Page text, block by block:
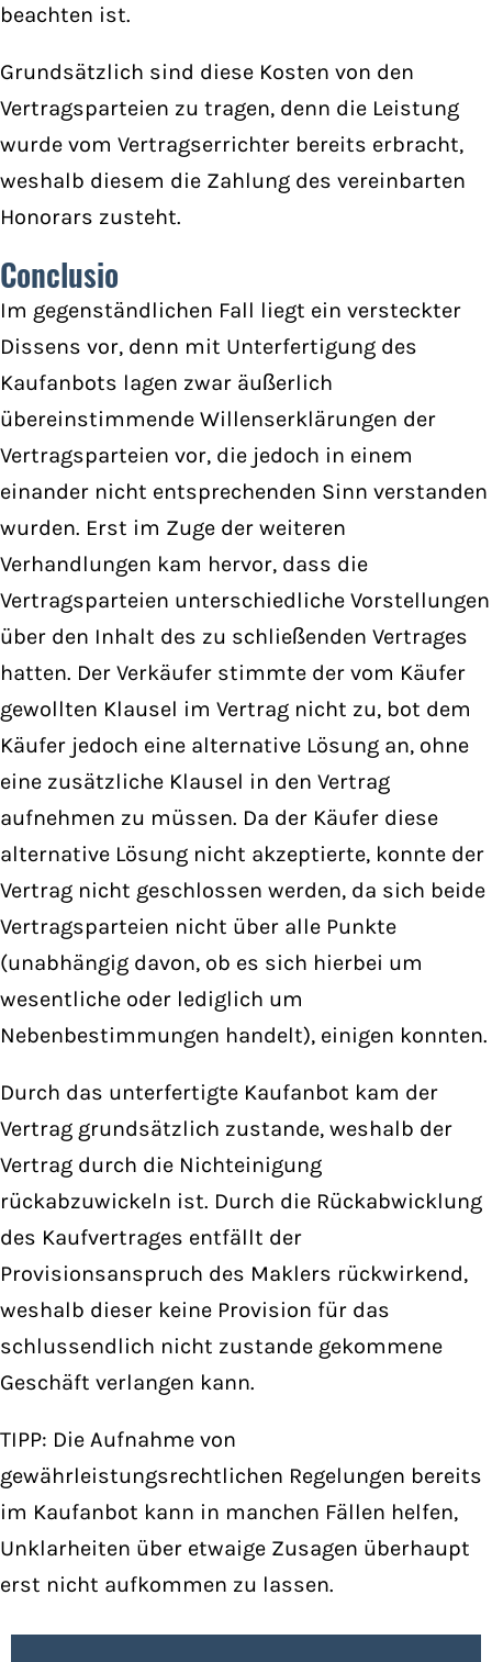
beachten ist.
Grundsätzlich sind diese Kosten von den
Vertragsparteien zu tragen, denn die Leistung
wurde vom Vertragserrichter bereits erbracht,
weshalb diesem die Zahlung des vereinbarten
Honorars zusteht.
Conclusio
Im gegenständlichen Fall liegt ein versteckter
Dissens vor, denn mit Unterfertigung des
Kaufanbots lagen zwar äußerlich
übereinstimmende Willenserklärungen der
Vertragsparteien vor, die jedoch in einem
einander nicht entsprechenden Sinn verstanden
wurden. Erst im Zuge der weiteren
Verhandlungen kam hervor, dass die
Vertragsparteien unterschiedliche Vorstellungen
über den Inhalt des zu schließenden Vertrages
hatten. Der Verkäufer stimmte der vom Käufer
gewollten Klausel im Vertrag nicht zu, bot dem
Käufer jedoch eine alternative Lösung an, ohne
eine zusätzliche Klausel in den Vertrag
aufnehmen zu müssen. Da der Käufer diese
alternative Lösung nicht akzeptierte, konnte der
Vertrag nicht geschlossen werden, da sich beide
Vertragsparteien nicht über alle Punkte
(unabhängig davon, ob es sich hierbei um
wesentliche oder lediglich um
Nebenbestimmungen handelt), einigen konnten.
Durch das unterfertigte Kaufanbot kam der
Vertrag grundsätzlich zustande, weshalb der
Vertrag durch die Nichteinigung
rückabzuwickeln ist. Durch die Rückabwicklung
des Kaufvertrages entfällt der
Provisionsanspruch des Maklers rückwirkend,
weshalb dieser keine Provision für das
schlussendlich nicht zustande gekommene
Geschäft verlangen kann.
TIPP: Die Aufnahme von
gewährleistungsrechtlichen Regelungen bereits
im Kaufanbot kann in manchen Fällen helfen,
Unklarheiten über etwaige Zusagen überhaupt
erst nicht aufkommen zu lassen.